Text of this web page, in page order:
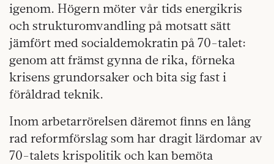
igenom. Högern möter vår tids energikris
och strukturomvandling på motsatt sätt
jämfört med socialdemokratin på 70-talet:
genom att främst gynna de rika, förneka
krisens grundorsaker och bita sig fast i
föråldrad teknik.
Inom arbetarrörelsen däremot finns en lång
rad reformförslag som har dragit lärdomar av
70-talets krispolitik och kan bemöta